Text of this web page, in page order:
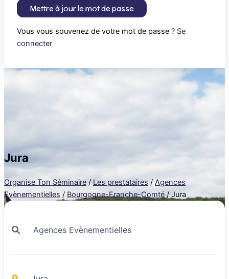
Mettre à jour le mot de passe
Vous vous souvenez de votre mot de passe ? Se
connecter
Jura
Organise Ton Séminaire / Les prestataires / Agences
Evènementielles / Bourgogne-Franche-Comté / Jura